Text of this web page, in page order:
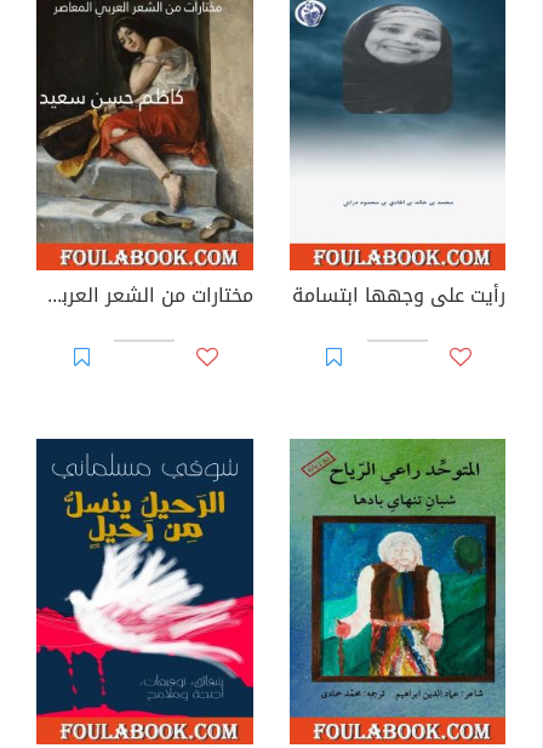
رأيت على وجهها ابتسامة مختارات من الشعر العربي المعاصر